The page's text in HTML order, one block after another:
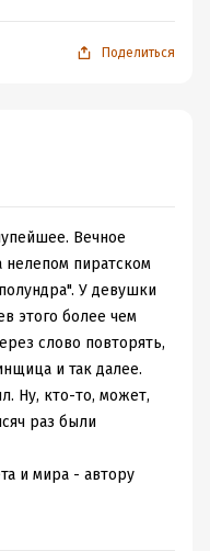
Поделиться
Вечное
нелепом пиратском
У девушки
этого более чем
слово повторять,
и так далее.
Ну, кто-то, может,
раз были
и мира - автору